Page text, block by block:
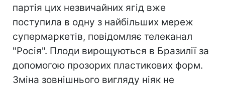
партія цих незвичайних ягід вже
поступила в одну з найбільших мереж
супермаркетів, повідомляє телеканал
"Росія". Плоди вирощуються в Бразилії за
допомогою прозорих пластикових форм.
Зміна зовнішнього вигляду ніяк не